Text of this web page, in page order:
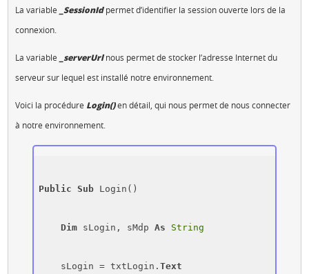
La variable _SessionIdpermet d’identifier la session ouverte lors de la
connexion.
La variable _serverUrlnous permet de stocker l’adresse Internet du
serveur sur lequel est installé notre environnement.
Voici la procédure Login()en détail, qui nous permet de nous connecter
à notre environnement.
Public Sub Login()
Dim sLogin, sMdp As String
    sLogin = txtLogin.
Text